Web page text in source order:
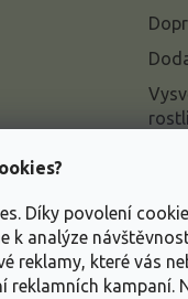
Díky povolení
k analýze
reklamy, které vás
reklamních kampaní.